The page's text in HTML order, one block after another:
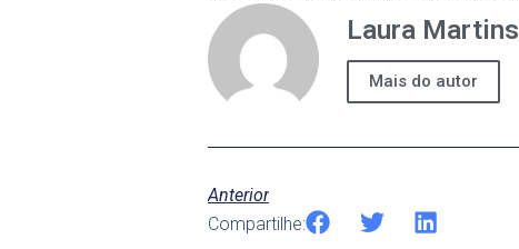
Laura Martins
Mais do autor
Anterior
Compartilhe: